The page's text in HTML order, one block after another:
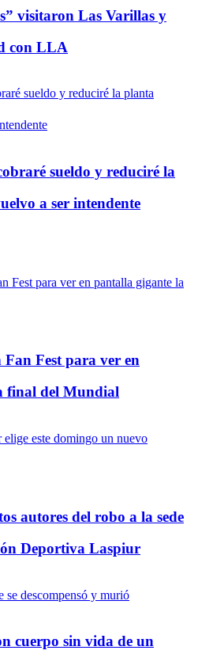
visitaron Las Varillas y
con LLA
sueldo y reduciré la
a ser intendente
Fest para ver en
final del Mundial
autores del robo a la sede
Deportiva Laspiur
cuerpo sin vida de un